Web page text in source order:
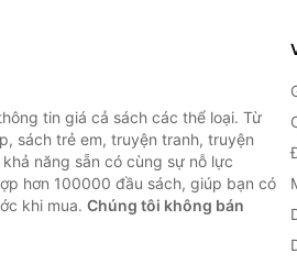
tin giá cả sách các thể loại. Từ
sách trẻ em, truyện tranh, truyện
năng sẵn có cùng sự nỗ lực
hơn 100000 đầu sách, giúp bạn có
khi mua. Chúng tôi không bán